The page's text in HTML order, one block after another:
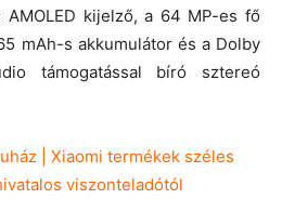
kijelző, a 64 MP-es fő
mAh-s akkumulátor és a Dolby
támogatással bíró sztereó